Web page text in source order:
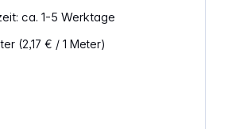
ca. 1-5 Werktage
(2,17 € / 1 Meter)